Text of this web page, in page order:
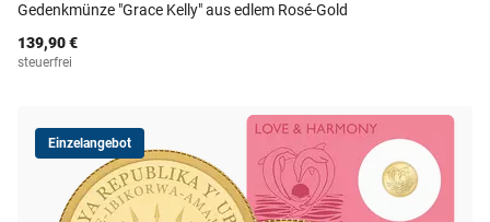
Gedenkmünze "Grace Kelly" aus edlem Rosé-Gold
139,90 €
steuerfrei
Einzelangebot